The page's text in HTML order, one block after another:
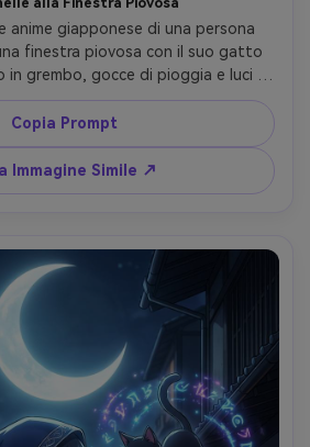
anime giapponese di una persona
finestra piovosa con il suo gatto
grembo, gocce di pioggia e luci
palette blu-grigia attenuata con
linee delicate, cel shading
atmosfera calma e malinconica,
estetica cozy slice-of-life,
di campo ridotta --ar 4:5
Copia Prompt
Immagine Simile ↗